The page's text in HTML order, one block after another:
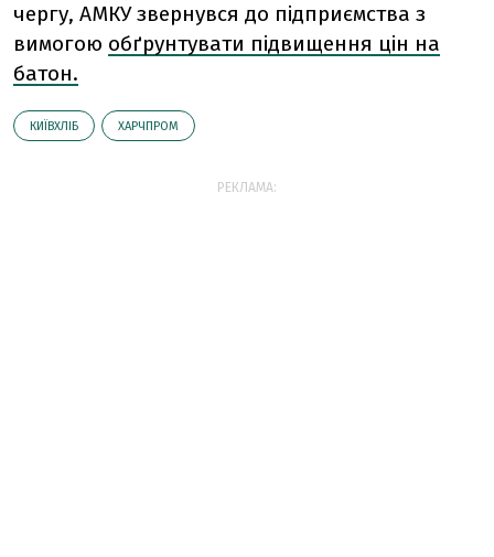
чергу, АМКУ звернувся до підприємства з
вимогою обґрунтувати підвищення цін на
батон.
КИЇВХЛІБ ХАРЧПРОМ
РЕКЛАМА: